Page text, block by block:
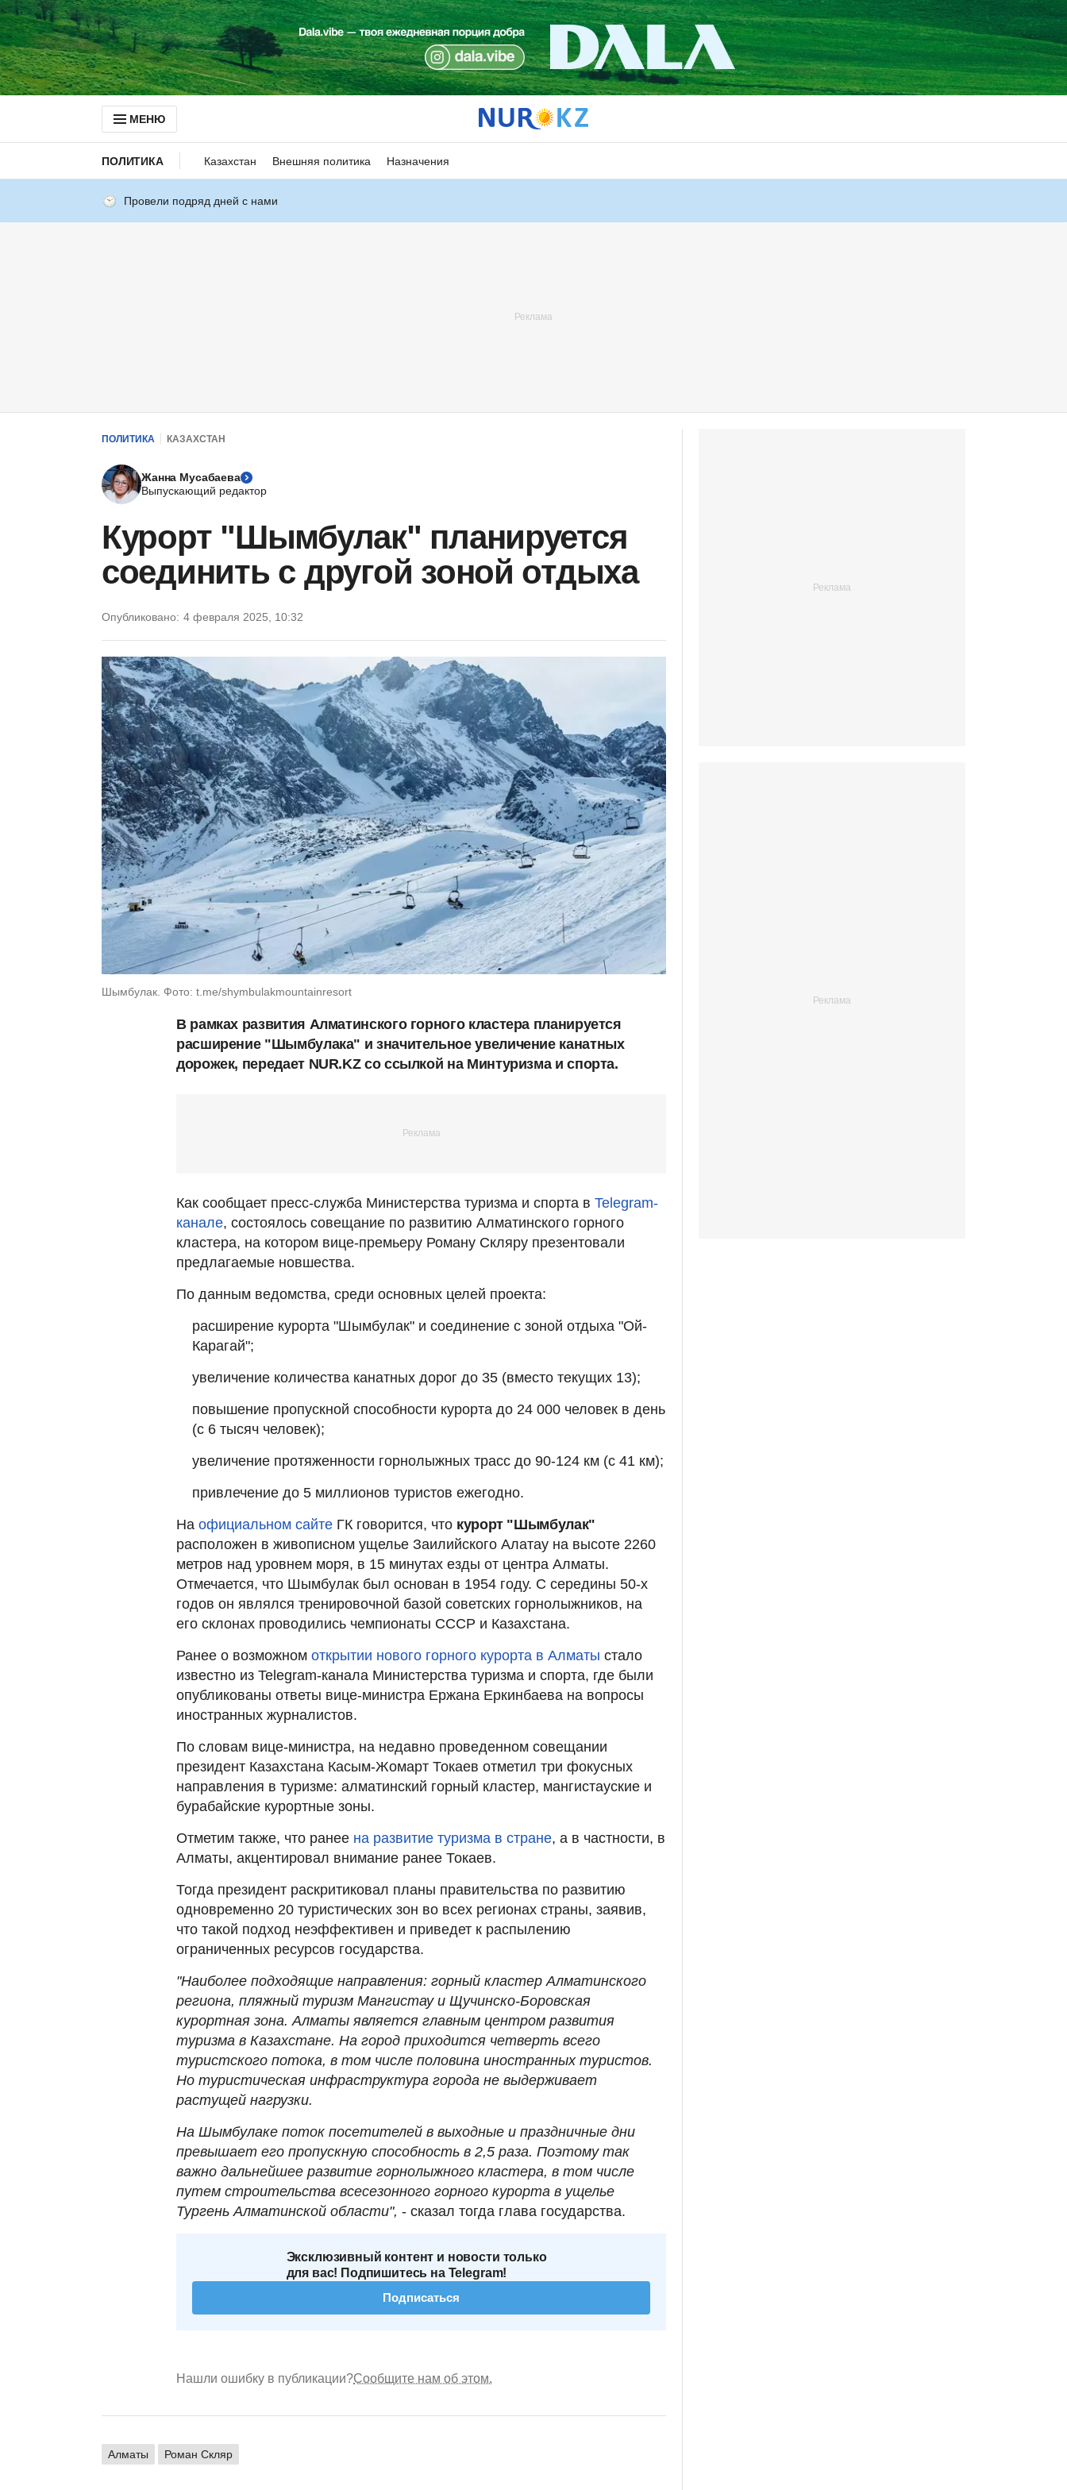
МЕНЮ
ПОЛИТИКА Казахстан Внешняя политика Назначения
Провели подряд дней с нами
ПОЛИТИКА КАЗАХСТАН
Жанна Мусабаева
Выпускающий редактор
Курорт "Шымбулак" планируется
соединить с другой зоной отдыха
Опубликовано: 4 февраля 2025, 10:32
Шымбулак. Фото: t.me/shymbulakmountainresort
В рамках развития Алматинского горного кластера планируется
расширение "Шымбулака" и значительное увеличение канатных
дорожек, передает NUR.KZ со ссылкой на Минтуризма и спорта.
Как сообщает пресс-служба Министерства туризма и спорта в Telegram-
канале, состоялось совещание по развитию Алматинского горного
кластера, на котором вице-премьеру Роману Скляру презентовали
предлагаемые новшества.
По данным ведомства, среди основных целей проекта:
расширение курорта "Шымбулак" и соединение с зоной отдыха "Ой-
Карагай";
увеличение количества канатных дорог до 35 (вместо текущих 13);
повышение пропускной способности курорта до 24 000 человек в день
(с 6 тысяч человек);
увеличение протяженности горнолыжных трасс до 90-124 км (с 41 км);
привлечение до 5 миллионов туристов ежегодно.
На официальном сайте ГК говорится, что курорт "Шымбулак"
расположен в живописном ущелье Заилийского Алатау на высоте 2260
метров над уровнем моря, в 15 минутах езды от центра Алматы.
Отмечается, что Шымбулак был основан в 1954 году. С середины 50-х
годов он являлся тренировочной базой советских горнолыжников, на
его склонах проводились чемпионаты СССР и Казахстана.
Ранее о возможном открытии нового горного курорта в Алматы стало
известно из Telegram-канала Министерства туризма и спорта, где были
опубликованы ответы вице-министра Ержана Еркинбаева на вопросы
иностранных журналистов.
По словам вице-министра, на недавно проведенном совещании
президент Казахстана Касым-Жомарт Токаев отметил три фокусных
направления в туризме: алматинский горный кластер, мангистауские и
бурабайские курортные зоны.
Отметим также, что ранее на развитие туризма в стране, а в частности, в
Алматы, акцентировал внимание ранее Токаев.
Тогда президент раскритиковал планы правительства по развитию
одновременно 20 туристических зон во всех регионах страны, заявив,
что такой подход неэффективен и приведет к распылению
ограниченных ресурсов государства.
"Наиболее подходящие направления: горный кластер Алматинского
региона, пляжный туризм Мангистау и Щучинско-Боровская
курортная зона. Алматы является главным центром развития
туризма в Казахстане. На город приходится четверть всего
туристского потока, в том числе половина иностранных туристов.
Но туристическая инфраструктура города не выдерживает
растущей нагрузки.
На Шымбулаке поток посетителей в выходные и праздничные дни
превышает его пропускную способность в 2,5 раза. Поэтому так
важно дальнейшее развитие горнолыжного кластера, в том числе
путем строительства всесезонного горного курорта в ущелье
Тургень Алматинской области", - сказал тогда глава государства.
Эксклюзивный контент и новости только
для вас! Подпишитесь на Telegram!
Подписаться
Нашли ошибку в публикации?Сообщите нам об этом.
Алматы Роман Скляр